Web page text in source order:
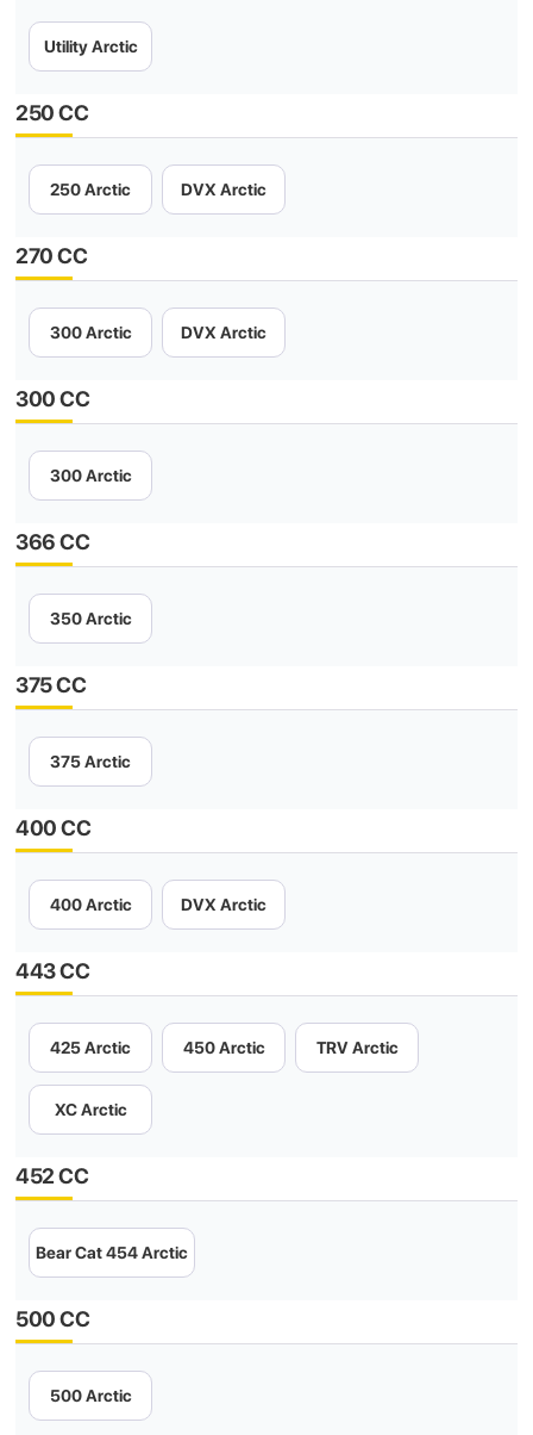
Utility Arctic
250 CC
250 Arctic DVX Arctic
270 CC
300 Arctic DVX Arctic
300 CC
300 Arctic
366 CC
350 Arctic
375 CC
375 Arctic
400 CC
400 Arctic DVX Arctic
443 CC
425 Arctic 450 Arctic TRV Arctic
XC Arctic
452 CC
Bear Cat 454 Arctic
500 CC
500 Arctic